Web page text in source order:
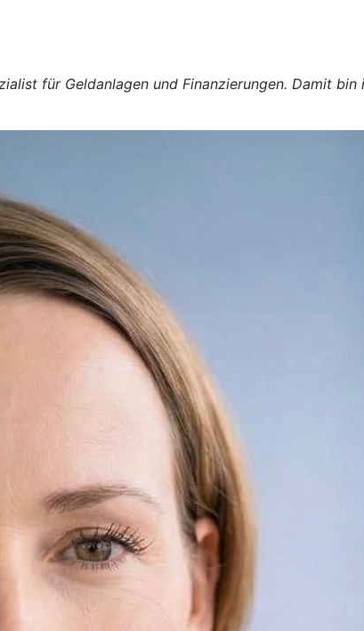
für Geldanlagen und Finanzierungen. Damit